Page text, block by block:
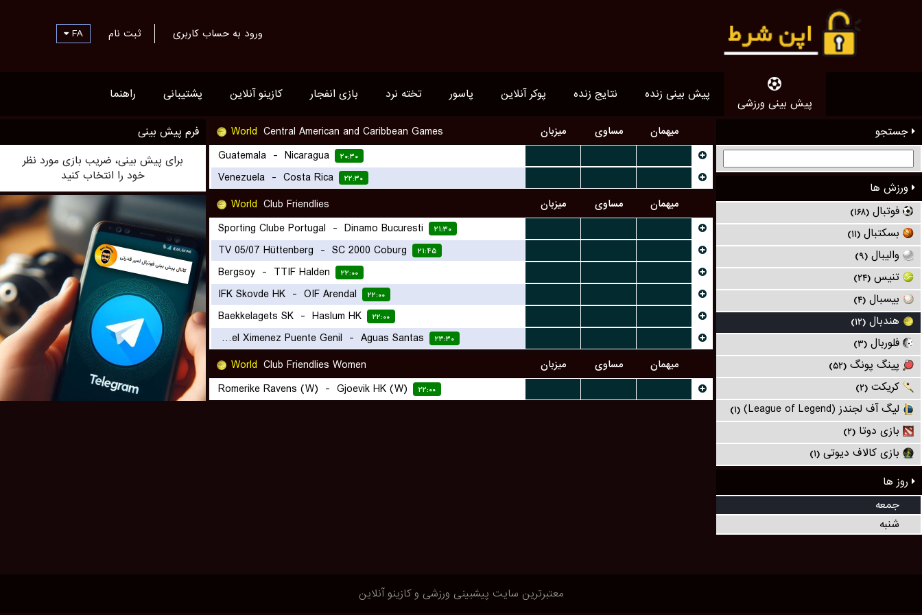
ورود به حساب کاربری ثبت نام FA
پیش بینی ورزشی
پیش بینی زنده نتایج زنده پوکر آنلاین پاسور تخته نرد بازی انفجار کازینو آنلاین پشتیبانی راهنما
جستجو
ورزش ها
فوتبال (۱۶۸)
بسکتبال (۱۱)
والیبال (۹)
تنیس (۲۴)
بیسبال (۴)
هندبال (۱۲)
فلوربال (۳)
پینگ پونگ (۵۲)
کریکت (۲)
لیگ آف لجندز (League of Legend) (۱)
بازی دوتا (۲)
بازی کالاف دیوتی (۱)
روز ها
جمعه
شنبه
World Central American and Caribbean Games میزبان مساوی میهمان
Guatemala - Nicaragua ۲۰:۳۰
Venezuela - Costa Rica ۲۲:۳۰
World Club Friendlies میزبان مساوی میهمان
Sporting Clube Portugal - Dinamo Bucuresti ۲۱:۳۰
TV 05/07 Hüttenberg - SC 2000 Coburg ۲۱:۴۵
Bergsoy - TTIF Halden ۲۲:۰۰
IFK Skovde HK - OIF Arendal ۲۲:۰۰
Baekkelagets SK - Haslum HK ۲۲:۰۰
Angel Ximenez Puente Genil - Aguas Santas ۲۳:۳۰
World Club Friendlies Women میزبان مساوی میهمان
Romerike Ravens (W) - Gjoevik HK (W) ۲۲:۰۰
فرم پیش بینی
برای پیش بینی، ضریب بازی مورد نظر
خود را انتخاب کنید
معتبرترین سایت پیشبینی ورزشی و کازینو آنلاین